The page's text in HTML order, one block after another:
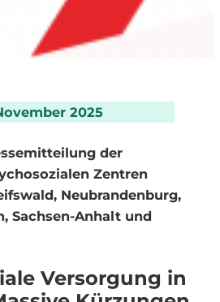
2025
der
Zentren
Neubrandenburg,
Sachsen-Anhalt und
Versorgung in